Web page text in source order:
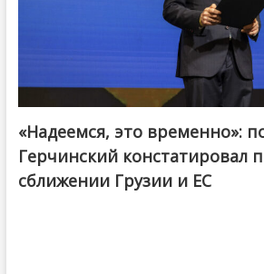
«Надеемся, это временно»:
Герчинский констатировал
сближении Грузии и ЕС